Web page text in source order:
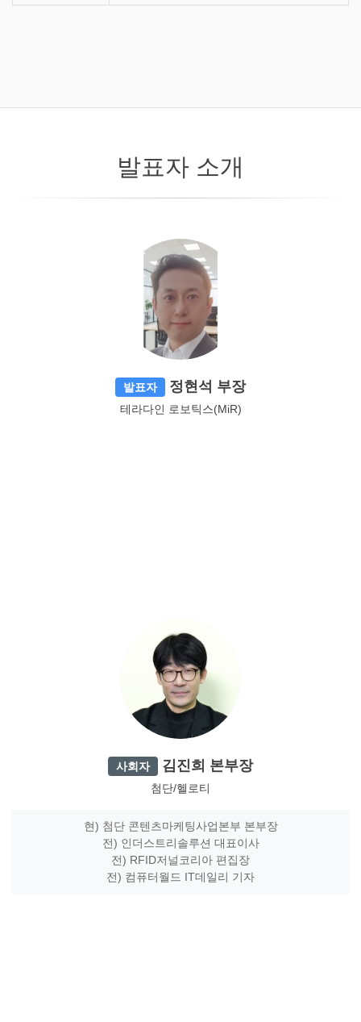
발표자 소개
발표자 정현석 부장
테라다인 로보틱스(MiR)
사회자 김진희 본부장
첨단/헬로티
현) 첨단 콘텐츠마케팅사업본부 본부장
전) 인더스트리솔루션 대표이사
전) RFID저널코리아 편집장
전) 컴퓨터월드 IT데일리 기자